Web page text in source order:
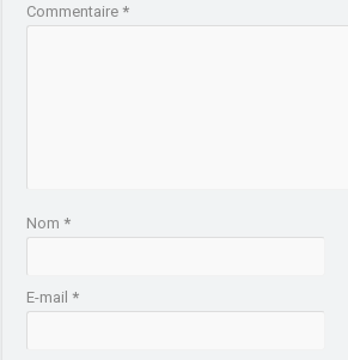
Commentaire*
Nom*
E-mail*